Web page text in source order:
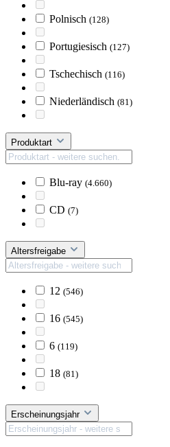
Polnisch (128)
Portugiesisch (127)
Tschechisch (116)
Niederländisch (81)
Produktart
Blu-ray (4.660)
CD (7)
Altersfreigabe
12 (546)
16 (545)
6 (119)
18 (81)
Erscheinungsjahr